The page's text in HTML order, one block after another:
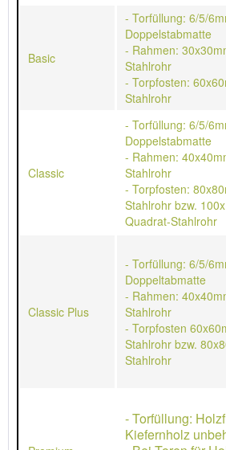
Basic
- Torfüllung: 6/5/
Doppelstabmatte
- Rahmen:
Stahlrohr
- Torpfosten:
Stahlrohr
Classic
- Torfüllung: 6/5/
Doppelstabmatte
- Rahmen:
Stahlrohr
- Torpfosten:
Stahlrohr bzw.
Quadrat-Stahlrohr
Classic Plus
- Torfüllung: 6/5/
Doppeltabmatte
- Rahmen:
Stahlrohr
- Torpfosten
Stahlrohr bzw.
Stahlrohr
- Torfüllung:
Kiefernholz